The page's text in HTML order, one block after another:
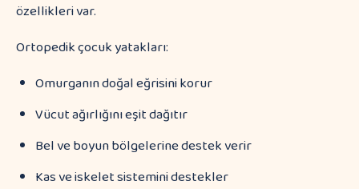
özellikleri var.
Ortopedik çocuk yatakları:
Omurganın doğal eğrisini korur
Vücut ağırlığını eşit dağıtır
Bel ve boyun bölgelerine destek verir
Kas ve iskelet sistemini destekler